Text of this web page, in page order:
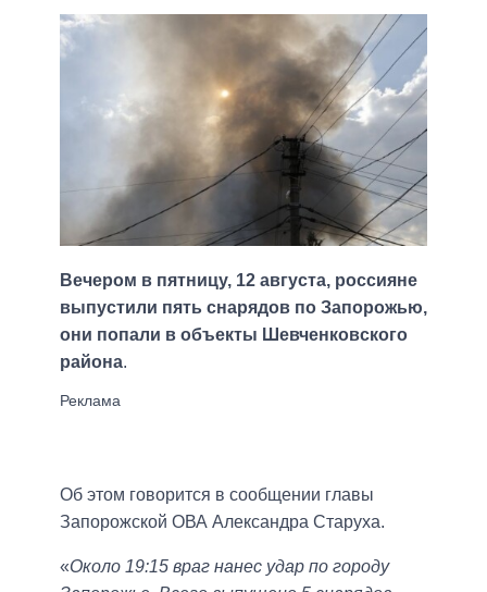
Вечером в пятницу, 12 августа, россияне
выпустили пять снарядов по Запорожью,
они попали в объекты Шевченковского
района.
Об этом говорится в сообщении главы
Запорожской ОВА Александра Старуха.
«Около 19:15 враг нанес удар по городу